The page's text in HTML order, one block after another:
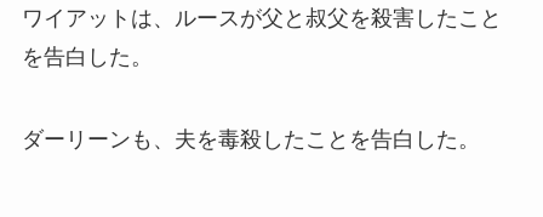
ワイアットは、ルースが父と叔父を殺害したこと
を告白した。
ダーリーンも、夫を毒殺したことを告白した。